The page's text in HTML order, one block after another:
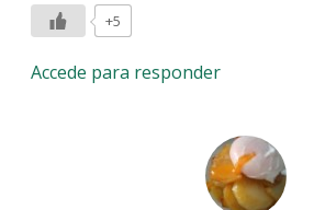
+5
Accede para responder